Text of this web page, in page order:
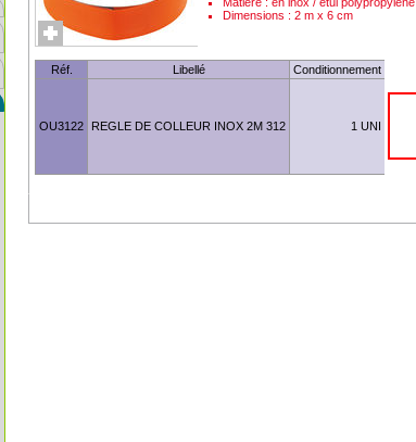
Dimensions : 2 m x 6 cm
Réf. Libellé Conditionnement
OU3122 REGLE DE COLLEUR INOX 2M 312 1 UNI